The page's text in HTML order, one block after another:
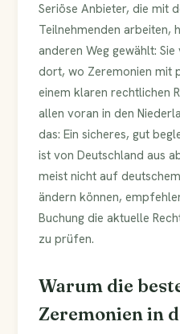
Seriöse Anbieter, die mit
Teilnehmenden arbeiten,
anderen Weg gewählt:
dort, wo Zeremonien mit
einem klaren rechtlichen
allen voran in den
das: Ein sicheres, gut
ist von Deutschland aus
meist nicht auf
ändern können,
Buchung die aktuelle
zu prüfen.
Warum die
Zeremonien in